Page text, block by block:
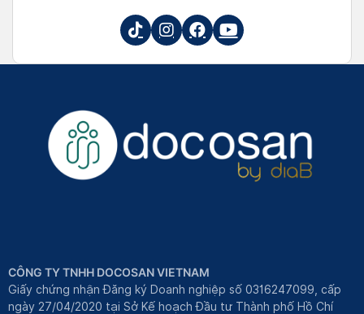
CÔNG TY TNHH DOCOSAN VIETNAM
Giấy chứng nhận Đăng ký Doanh nghiệp số 0316247099, cấp
ngày 27/04/2020 tại Sở Kế hoạch Đầu tư Thành phố Hồ Chí